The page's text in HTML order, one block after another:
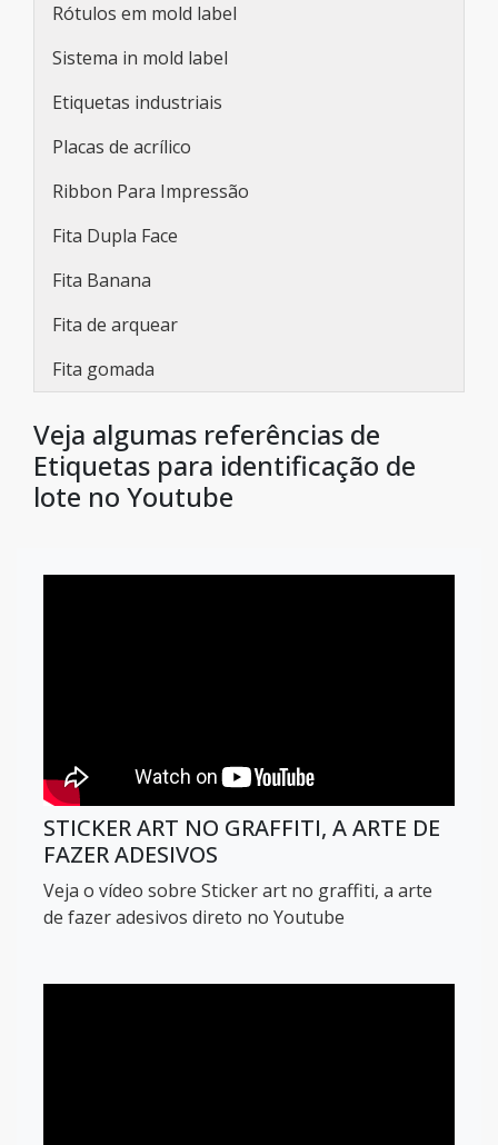
Rótulos em mold label
Sistema in mold label
Etiquetas industriais
Placas de acrílico
Ribbon Para Impressão
Fita Dupla Face
Fita Banana
Fita de arquear
Fita gomada
Veja algumas referências de
Etiquetas para identificação de
lote no Youtube
STICKER ART NO GRAFFITI, A ARTE DE
FAZER ADESIVOS
Veja o vídeo sobre Sticker art no graffiti, a arte
de fazer adesivos direto no Youtube